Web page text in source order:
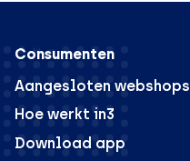
Consumenten
Aangesloten webshops
Hoe werkt in3
Download app